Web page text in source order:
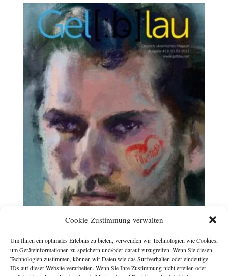
Cookie-Zustimmung verwalten
Um Ihnen ein optimales Erlebnis zu bieten, verwenden wir Technologien wie Cookies,
um Geräteinformationen zu speichern und/oder darauf zuzugreifen. Wenn Sie diesen
Technologien zustimmen, können wir Daten wie das Surfverhalten oder eindeutige
IDs auf dieser Website verarbeiten. Wenn Sie Ihre Zustimmung nicht erteilen oder